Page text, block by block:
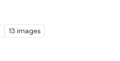
13 images